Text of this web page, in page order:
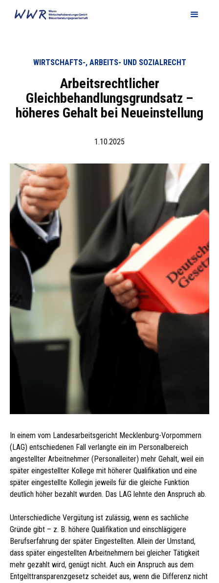
WIRTSCHAFTS-, ARBEITS- UND SOZIALRECHT
Arbeitsrechtlicher
Gleichbehandlungsgrundsatz –
höheres Gehalt bei Neueinstellung
1.10.2025
In einem vom Landesarbeitsgericht Mecklenburg-Vorpommern
(LAG) entschiedenen Fall verlangte ein im Personalbereich
angestellter Arbeitnehmer (Personalleiter) mehr Gehalt, weil ein
später eingestellter Kollege mit höherer Qualifikation und eine
später eingestellte Kollegin jeweils für die gleiche Funktion
deutlich höher bezahlt wurden. Das LAG lehnte den Anspruch ab.
Unterschiedliche Vergütung ist zulässig, wenn es sachliche
Gründe gibt – z. B. höhere Qualifikation und einschlägigere
Berufserfahrung der später Eingestellten. Allein der Umstand,
dass später eingestellten Arbeitnehmern bei gleicher Tätigkeit
mehr gezahlt wird, genügt nicht. Auch ein Anspruch aus dem
Entgelttransparenzgesetz scheidet aus, wenn die Differenz nicht